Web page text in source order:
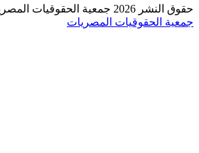
2026 جمعية الحقوقيات المصريات
الحقوقيات المصريات